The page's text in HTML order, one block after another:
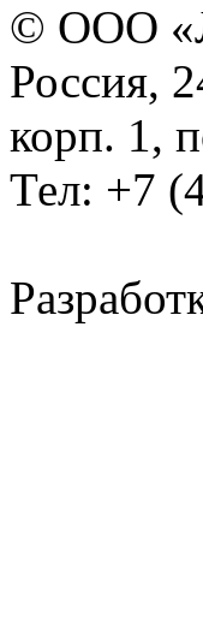
© ООО
Россия,
корп. 1,
Тел: +7